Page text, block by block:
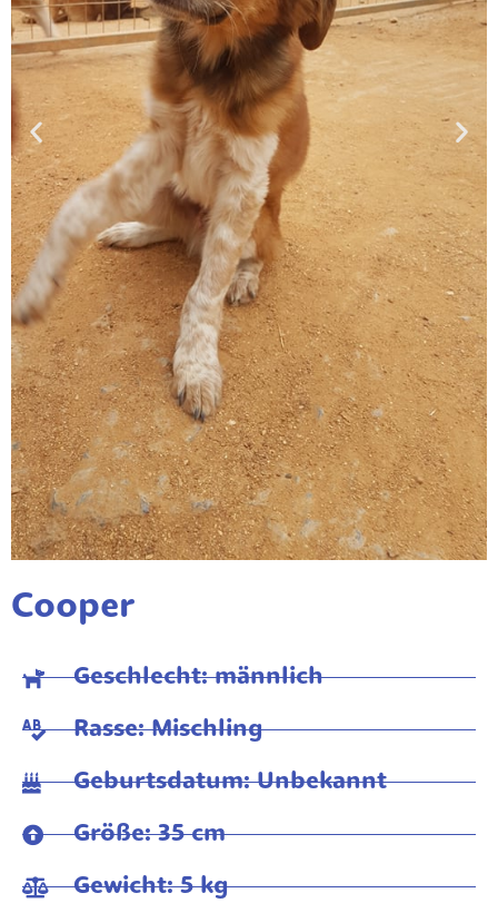
Cooper
Geschlecht: männlich
Rasse: Mischling
Geburtsdatum: Unbekannt
Größe: 35 cm
Gewicht: 5 kg